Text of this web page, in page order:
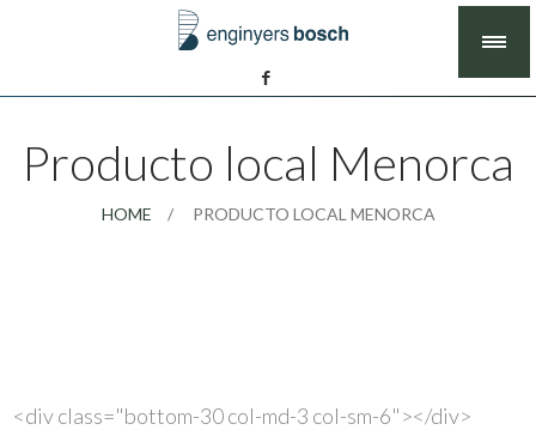
Producto local Menorca
HOME PRODUCTO LOCAL MENORCA
<div class="bottom-30 col-md-3 col-sm-6"></div>